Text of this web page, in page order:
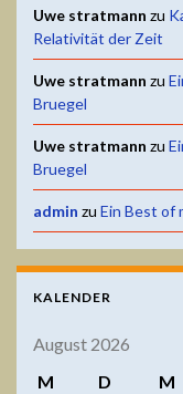
Uwe stratmann zu
Relativität der Zeit
Uwe stratmann zu
Bruegel
Uwe stratmann zu
Bruegel
admin zu Ein Best of
KALENDER
August 2026
M
D M